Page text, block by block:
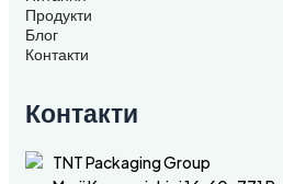
Продукти
Блог
Контакти
Контакти
TNT Packaging Group